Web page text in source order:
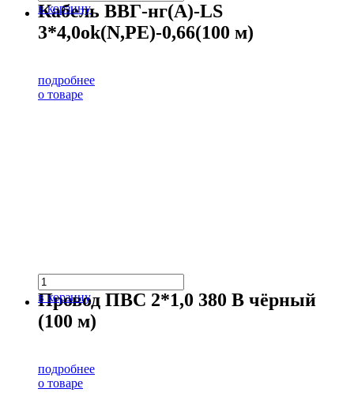
в корзину
Кабель ВВГ-нг(А)-LS
3*4,0ok(N,PE)-0,66(100 м)
подробнее
о товаре
в корзину
Провод ПВС 2*1,0 380 В чёрный
(100 м)
подробнее
о товаре